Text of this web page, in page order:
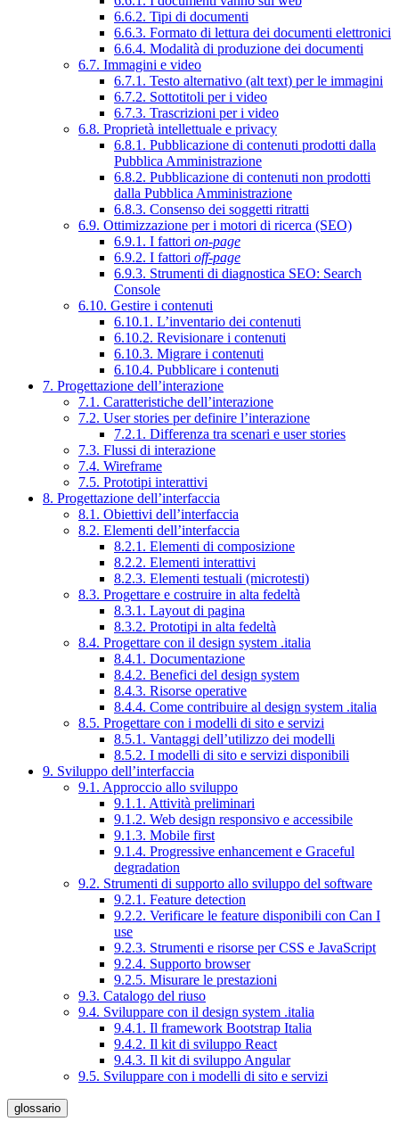
6.6.2. Tipi di documenti
6.6.3. Formato di lettura dei documenti elettronici
6.6.4. Modalità di produzione dei documenti
6.7. Immagini e video
6.7.1. Testo alternativo (alt text) per le immagini
6.7.2. Sottotitoli per i video
6.7.3. Trascrizioni per i video
6.8. Proprietà intellettuale e privacy
6.8.1. Pubblicazione di contenuti prodotti dalla
Pubblica Amministrazione
6.8.2. Pubblicazione di contenuti non prodotti
dalla Pubblica Amministrazione
6.8.3. Consenso dei soggetti ritratti
6.9. Ottimizzazione per i motori di ricerca (SEO)
6.9.1. I fattori on-page
6.9.2. I fattori off-page
6.9.3. Strumenti di diagnostica SEO: Search
Console
6.10. Gestire i contenuti
6.10.1. L’inventario dei contenuti
6.10.2. Revisionare i contenuti
6.10.3. Migrare i contenuti
6.10.4. Pubblicare i contenuti
7. Progettazione dell’interazione
7.1. Caratteristiche dell’interazione
7.2. User stories per definire l’interazione
7.2.1. Differenza tra scenari e user stories
7.3. Flussi di interazione
7.4. Wireframe
7.5. Prototipi interattivi
8. Progettazione dell’interfaccia
8.1. Obiettivi dell’interfaccia
8.2. Elementi dell’interfaccia
8.2.1. Elementi di composizione
8.2.2. Elementi interattivi
8.2.3. Elementi testuali (microtesti)
8.3. Progettare e costruire in alta fedeltà
8.3.1. Layout di pagina
8.3.2. Prototipi in alta fedeltà
8.4. Progettare con il design system .italia
8.4.1. Documentazione
8.4.2. Benefici del design system
8.4.3. Risorse operative
8.4.4. Come contribuire al design system .italia
8.5. Progettare con i modelli di sito e servizi
8.5.1. Vantaggi dell’utilizzo dei modelli
8.5.2. I modelli di sito e servizi disponibili
9. Sviluppo dell’interfaccia
9.1. Approccio allo sviluppo
9.1.1. Attività preliminari
9.1.2. Web design responsivo e accessibile
9.1.3. Mobile first
9.1.4. Progressive enhancement e Graceful
degradation
9.2. Strumenti di supporto allo sviluppo del software
9.2.1. Feature detection
9.2.2. Verificare le feature disponibili con Can I
use
9.2.3. Strumenti e risorse per CSS e JavaScript
9.2.4. Supporto browser
9.2.5. Misurare le prestazioni
9.3. Catalogo del riuso
9.4. Sviluppare con il design system .italia
9.4.1. Il framework Bootstrap Italia
9.4.2. Il kit di sviluppo React
9.4.3. Il kit di sviluppo Angular
9.5. Sviluppare con i modelli di sito e servizi
glossario